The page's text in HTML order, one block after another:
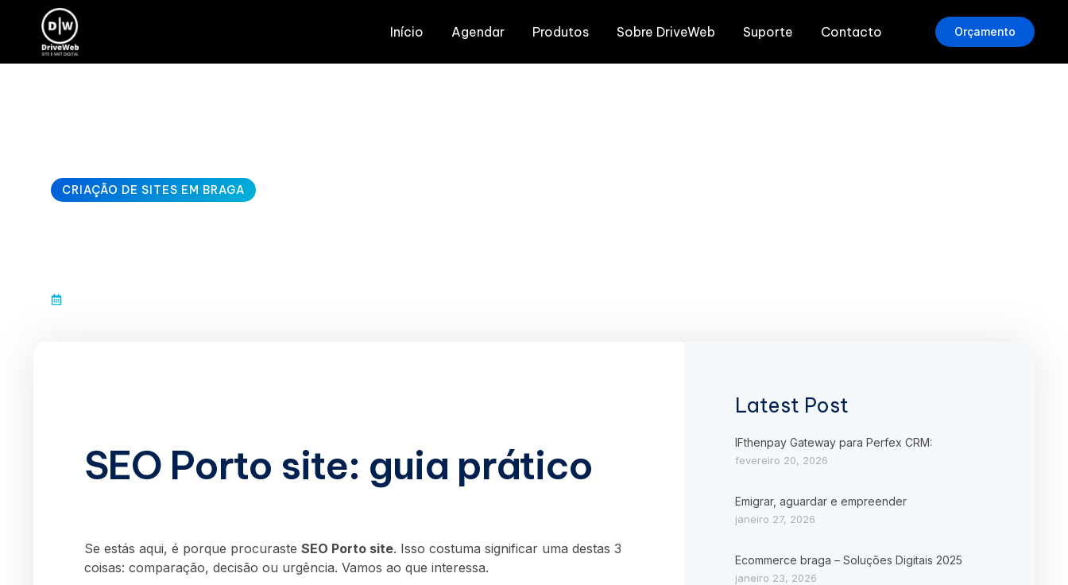
Início Agendar Produtos Sobre DriveWeb Suporte Contacto Orçamento
CRIAÇÃO DE SITES EM BRAGA
SEO Porto site: guia prático
Se estás aqui, é porque procuraste SEO Porto site. Isso costuma significar uma destas 3
coisas: comparação, decisão ou urgência. Vamos ao que interessa.
Latest Post
IFthenpay Gateway para Perfex CRM:
fevereiro 20, 2026
Emigrar, aguardar e empreender
janeiro 27, 2026
Ecommerce braga – Soluções Digitais 2025
janeiro 23, 2026